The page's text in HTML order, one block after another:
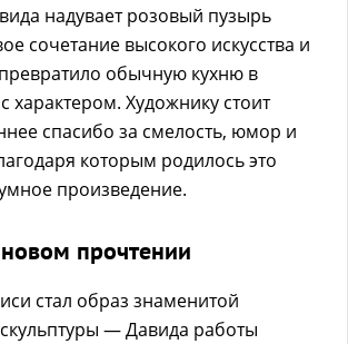
надувает розовый пузырь
сочетание высокого искусства и
обычную кухню в
характером. Художнику стоит
спасибо за смелость, юмор и
которым родилось это
произведение.
прочтении
стал образ знаменитой
— Давида работы